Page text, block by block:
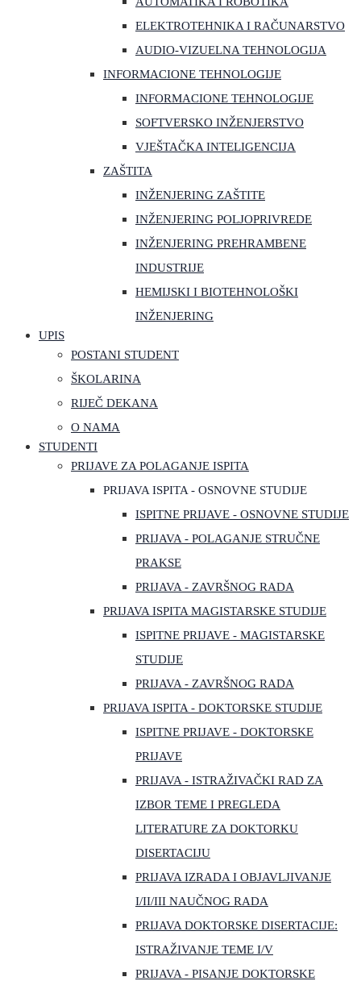
ELEKTROTEHNIKA I RAČUNARSTVO
AUDIO-VIZUELNA TEHNOLOGIJA
INFORMACIONE TEHNOLOGIJE
INFORMACIONE TEHNOLOGIJE
SOFTVERSKO INŽENJERSTVO
VJEŠTAČKA INTELIGENCIJA
ZAŠTITA
INŽENJERING ZAŠTITE
INŽENJERING POLJOPRIVREDE
INŽENJERING PREHRAMBENE
INDUSTRIJE
HEMIJSKI I BIOTEHNOLOŠKI
INŽENJERING
UPIS
POSTANI STUDENT
ŠKOLARINA
RIJEČ DEKANA
O NAMA
STUDENTI
PRIJAVE ZA POLAGANJE ISPITA
PRIJAVA ISPITA - OSNOVNE STUDIJE
ISPITNE PRIJAVE - OSNOVNE STUDIJE
PRIJAVA - POLAGANJE STRUČNE
PRAKSE
PRIJAVA - ZAVRŠNOG RADA
PRIJAVA ISPITA MAGISTARSKE STUDIJE
ISPITNE PRIJAVE - MAGISTARSKE
STUDIJE
PRIJAVA - ZAVRŠNOG RADA
PRIJAVA ISPITA - DOKTORSKE STUDIJE
ISPITNE PRIJAVE - DOKTORSKE
PRIJAVE
PRIJAVA - ISTRAŽIVAČKI RAD ZA
IZBOR TEME I PREGLEDA
LITERATURE ZA DOKTORKU
DISERTACIJU
PRIJAVA IZRADA I OBJAVLJIVANJE
I/II/III NAUČNOG RADA
PRIJAVA DOKTORSKE DISERTACIJE:
ISTRAŽIVANJE TEME I/V
PRIJAVA - PISANJE DOKTORSKE